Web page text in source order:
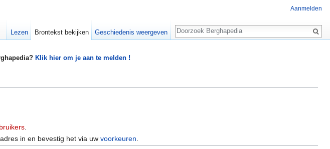
Klik hier om je aan te melden !
in en bevestig het via uwvoorkeuren
Aanmelden
Lezen Brontekst bekijken Geschiedenis weergeven
Zoeken